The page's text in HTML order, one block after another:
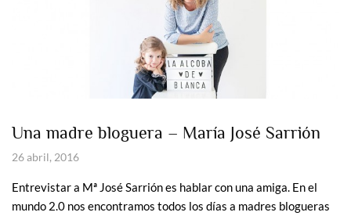
Una madre bloguera – María José Sarrión
26 abril, 2016
Entrevistar a Mª José Sarrión es hablar con una amiga. En el
mundo 2.0 nos encontramos todos los días a madres blogueras